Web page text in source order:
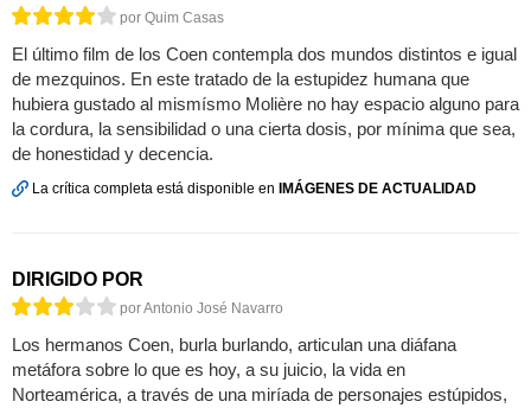
por Quim Casas
El último film de los Coen contempla dos mundos distintos e igual
de mezquinos. En este tratado de la estupidez humana que
hubiera gustado al mismísmo Molière no hay espacio alguno para
la cordura, la sensibilidad o una cierta dosis, por mínima que sea,
de honestidad y decencia.
La crítica completa está disponible en IMÁGENES DE ACTUALIDAD
DIRIGIDO POR
por Antonio José Navarro
Los hermanos Coen, burla burlando, articulan una diáfana
metáfora sobre lo que es hoy, a su juicio, la vida en
Norteamérica, a través de una miríada de personajes estúpidos,